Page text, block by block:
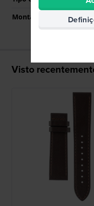
Montagem Reta
Visto